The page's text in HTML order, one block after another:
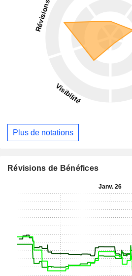
Plus de notations
Révisions de Bénéfices